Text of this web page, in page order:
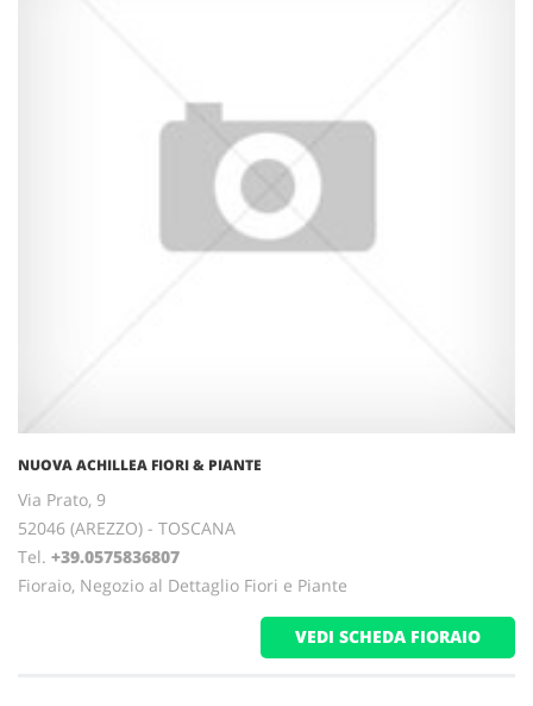
NUOVA ACHILLEA FIORI & PIANTE
Via Prato, 9
52046 (AREZZO) - TOSCANA
Tel. +39.0575836807
Fioraio, Negozio al Dettaglio Fiori e Piante
VEDI SCHEDA FIORAIO